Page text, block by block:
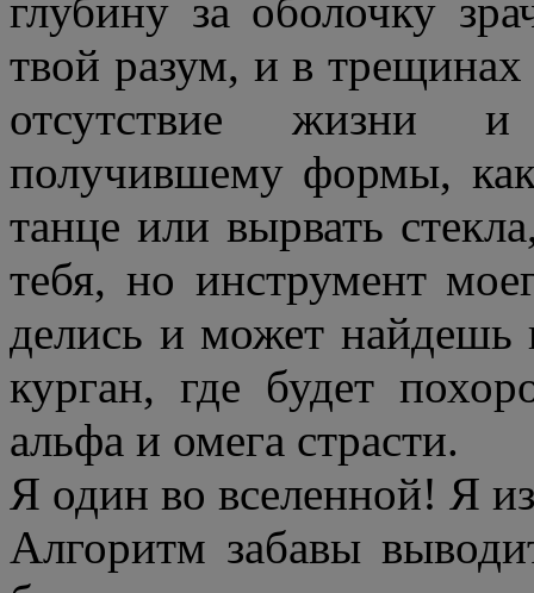
глубину за оболочку
твой разум, и в
отсутствие жизни
получившему формы, как
танце или вырвать стекл
тебя, но инструмент
делись и может найдешь
курган, где будет
альфа и омега страсти.
Я один во вселенной! Я
Алгоритм забавы